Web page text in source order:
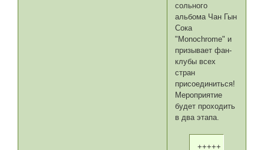
сольного
альбома Чан Гын
Сока
"Monochrome" и
призывает фан-
клубы всех
стран
присоединиться!
Мероприятие
будет проходить
в два этапа.
+++++